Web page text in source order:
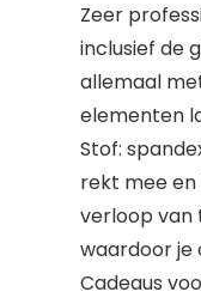
Zeer
inclusief de
allemaal
elementen
Stof:
rekt mee
verloop van
waardoor je
Cadeaus